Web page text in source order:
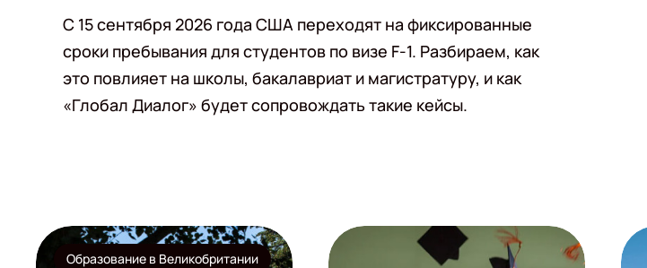
С 15 сентября 2026 года США переходят на фиксированные
сроки пребывания для студентов по визе F-1. Разбираем, как
это повлияет на школы, бакалавриат и магистратуру, и как
«Глобал Диалог» будет сопровождать такие кейсы.
Образование в Великобритании